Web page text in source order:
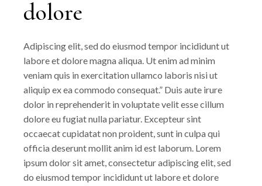
dolore
Adipiscing elit, sed do eiusmod tempor incididunt ut
labore et dolore magna aliqua. Ut enim ad minim
veniam quis in exercitation ullamco laboris nisi ut
aliquip ex ea commodo consequat.” Duis aute irure
dolor in reprehenderit in voluptate velit esse cillum
dolore eu fugiat nulla pariatur. Excepteur sint
occaecat cupidatat non proident, sunt in culpa qui
officia deserunt mollit anim id est laborum. Lorem
ipsum dolor sit amet, consectetur adipiscing elit, sed
do eiusmod tempor incididunt ut labore et dolore